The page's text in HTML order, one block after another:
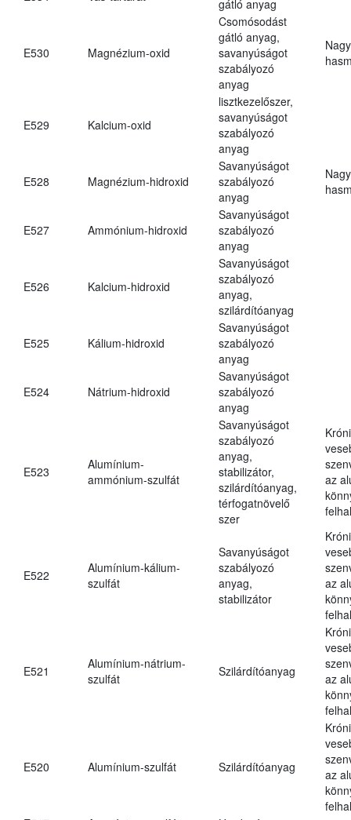
gátló anyag
E530 Magnézium-oxid
Csomósodást
gátló anyag,
savanyúságot
szabályozó
anyag
E529 Kalcium-oxid
lisztkezelőszer,
savanyúságot
szabályozó
anyag
E528 Magnézium-hidroxid
Savanyúságot
szabályozó
anyag
E527 Ammónium-hidroxid
Savanyúságot
szabályozó
anyag
E526 Kalcium-hidroxid
Savanyúságot
szabályozó
anyag,
szilárdítóanyag
E525 Kálium-hidroxid
Savanyúságot
szabályozó
anyag
E524 Nátrium-hidroxid
Savanyúságot
szabályozó
anyag
E523
Alumínium-
ammónium-szulfát
Savanyúságot
szabályozó
anyag,
stabilizátor,
szilárdítóanyag,
térfogatnövelő
szer
az
E522
Alumínium-kálium-
szulfát
Savanyúságot
szabályozó
anyag,
stabilizátor
az
E521
Alumínium-nátrium-
szulfát
Szilárdítóanyag
az
E520 Alumínium-szulfát Szilárdítóanyag
az